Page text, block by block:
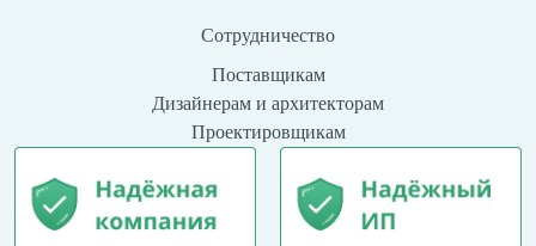
Сотрудничество
Поставщикам
Дизайнерам и архитекторам
Проектировщикам